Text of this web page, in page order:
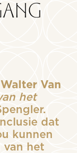
Walter Van
het
dat
kunnen
van het